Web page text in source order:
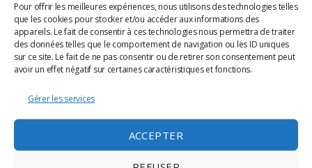
Pour offrir les meilleures expériences, nous utilisons des technologies telles
que les cookies pour stocker et/ou accéder aux informations des
appareils. Le fait de consentir à ces technologies nous permettra de traiter
des données telles que le comportement de navigation ou les ID uniques
sur ce site. Le fait de ne pas consentir ou de retirer son consentement peut
avoir un effet négatif sur certaines caractéristiques et fonctions.
Gérer les services
ACCEPTER
© 2026Scènes & Cinés